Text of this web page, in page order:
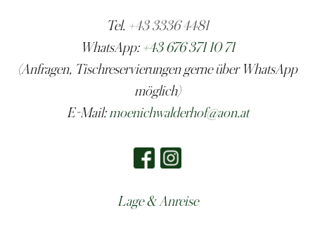
Tel. +43 3336 4481
WhatsApp: +43 676 371 10 71
(Anfragen, Tischreservierungen gerne über WhatsApp
möglich)
E-Mail:moenichwalderhof@aon.at
Lage & Anreise